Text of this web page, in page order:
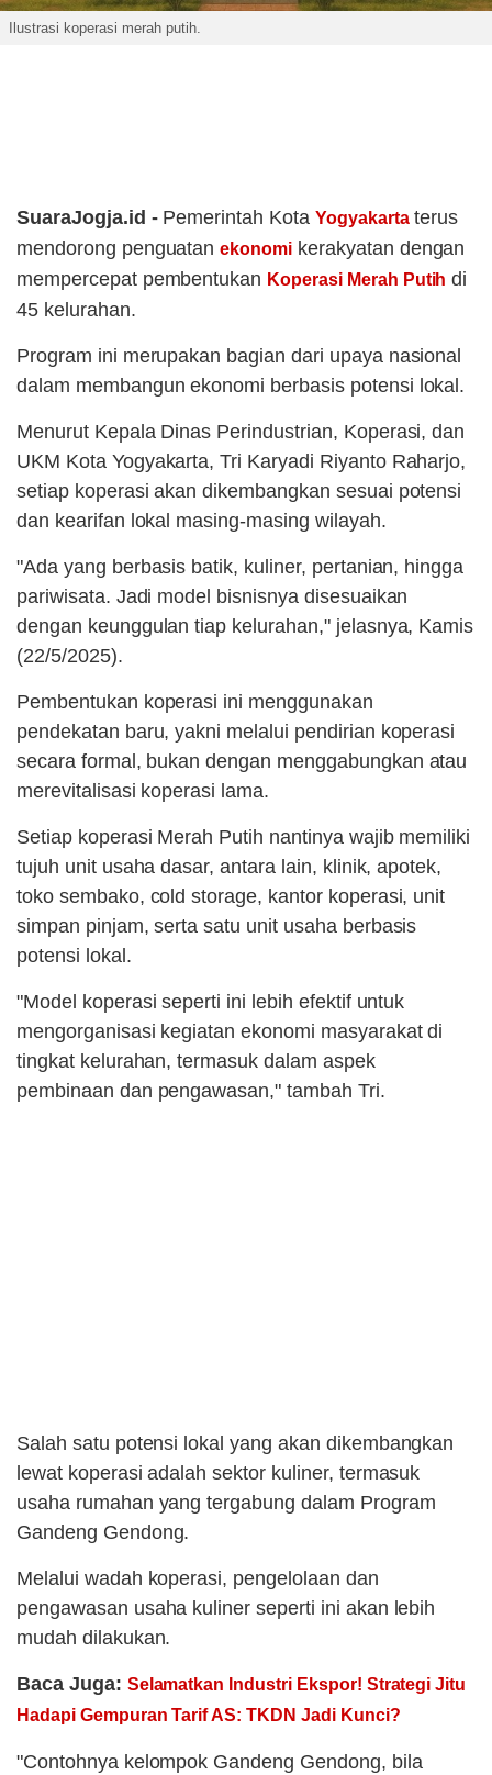
Ilustrasi koperasi merah putih.
SuaraJogja.id - Pemerintah Kota Yogyakartaterus
mendorong penguatanekonomi kerakyatan dengan
mempercepat pembentukan Koperasi Merah Putih di
45 kelurahan.
Program ini merupakan bagian dari upaya nasional
dalam membangun ekonomi berbasis potensi lokal.
Menurut Kepala Dinas Perindustrian, Koperasi, dan
UKM Kota Yogyakarta, Tri Karyadi Riyanto Raharjo,
setiap koperasi akan dikembangkan sesuai potensi
dan kearifan lokal masing-masing wilayah.
"Ada yang berbasis batik, kuliner, pertanian, hingga
pariwisata. Jadi model bisnisnya disesuaikan
dengan keunggulan tiap kelurahan," jelasnya, Kamis
(22/5/2025).
Pembentukan koperasi ini menggunakan
pendekatan baru, yakni melalui pendirian koperasi
secara formal, bukan dengan menggabungkan atau
merevitalisasi koperasi lama.
Setiap koperasi Merah Putih nantinya wajib memiliki
tujuh unit usaha dasar, antara lain, klinik, apotek,
toko sembako, cold storage, kantor koperasi, unit
simpan pinjam, serta satu unit usaha berbasis
potensi lokal.
"Model koperasi seperti ini lebih efektif untuk
mengorganisasi kegiatan ekonomi masyarakat di
tingkat kelurahan, termasuk dalam aspek
pembinaan dan pengawasan," tambah Tri.
Salah satu potensi lokal yang akan dikembangkan
lewat koperasi adalah sektor kuliner, termasuk
usaha rumahan yang tergabung dalam Program
Gandeng Gendong.
Melalui wadah koperasi, pengelolaan dan
pengawasan usaha kuliner seperti ini akan lebih
mudah dilakukan.
Baca Juga: Selamatkan Industri Ekspor! Strategi Jitu
Hadapi Gempuran Tarif AS: TKDN Jadi Kunci?
"Contohnya kelompok Gandeng Gendong, bila